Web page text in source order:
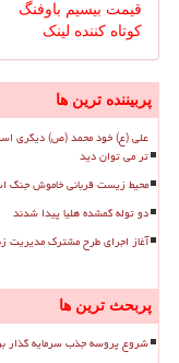
قیمت بیسیم باوفنگ
کوتاه کننده لینک
پربیننده ترین ها
علی (ع) خود محمد (ص) دیگری
تر می توان دید
محیط زیست قربانی خاموش جنگ
دو توله گمشده هلیا پیدا شدند
آغاز اجرای طرح مشترک مدیریت
پربحث ترین ها
شروع پروسه جذب سرمایه گذار برای راه